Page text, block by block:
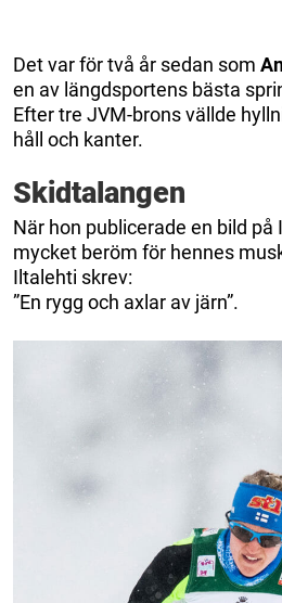
Det var för två år sedan som
en av längdsportens bästa
Efter tre JVM-brons vällde
håll och kanter.
Skidtalangen
När hon publicerade en bild
mycket beröm för hennes
Iltalehti skrev:
”En rygg och axlar av järn”.